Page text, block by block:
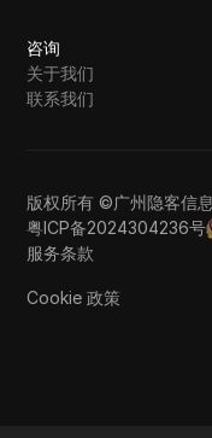
咨询
关于我们
联系我们
版权所有 ©广州隐客信
粤ICP备2024304236号
服务条款
Cookie 政策